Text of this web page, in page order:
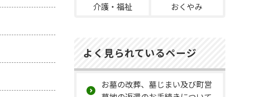
介護・福祉 おくやみ
よく見られているページ
お墓の改葬、墓じまい及び町営